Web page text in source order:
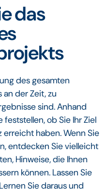
das
des gesamten
an der Zeit, zu
sind. Anhand
ob Sie Ihr Ziel
haben. Wenn Sie
entdecken Sie vielleicht
Hinweise, die Ihnen
können. Lassen Sie
Sie daraus und